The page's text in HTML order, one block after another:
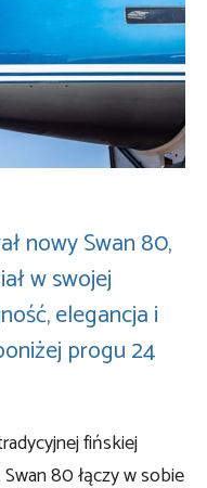
nowy Swan 80,
w swojej
elegancja i
progu 24
fińskiej
80 łączy w sobie